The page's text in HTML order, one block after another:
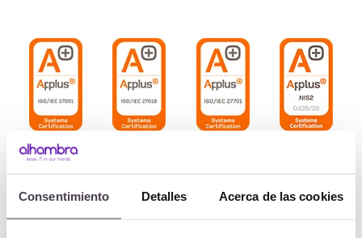
Consentimiento Detalles Acerca de las cookies